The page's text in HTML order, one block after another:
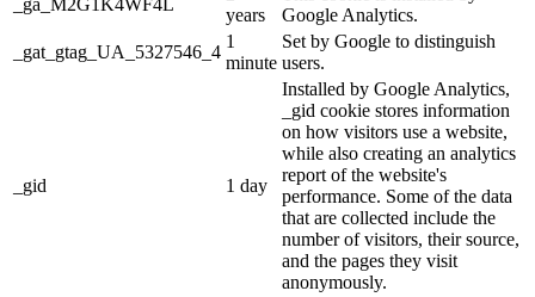
_ga_M2G1K4WF4L
years
Google Analytics.
_gat_gtag_UA_5327546_4
1
minute
Set by Google to distinguish
users.
_gid 1 day
Installed by Google Analytics,
_gid cookie stores information
on how visitors use a website,
while also creating an analytics
report of the website's
performance. Some of the data
that are collected include the
number of visitors, their source,
and the pages they visit
anonymously.